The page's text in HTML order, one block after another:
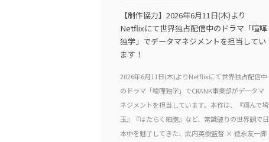
【制作協力】2026年6月11日(木)より
Netflixにて世界独占配信中のドラマ「喧嘩
独学」でデータマネジメントを担当してい
ます！
2026年6月11日(木)よりNetflixにて世界独占配信中
のドラマ「喧嘩独学」でCRANK事業部がデータマ
ネジメントを担当しています。本作は、『翔んで埼
玉』『はたらく細胞』など、常識破りの世界観で日
本中を魅了してきた、武内英樹監督 × 徳永友一脚